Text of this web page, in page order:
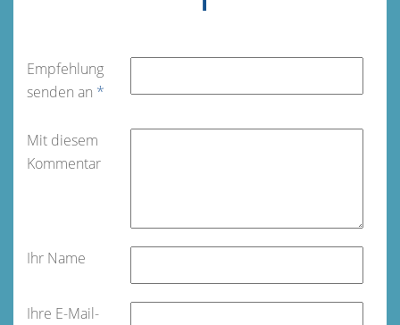
Empfehlung
senden an *
Mit diesem
Kommentar
Ihr Name
Ihre E-Mail-